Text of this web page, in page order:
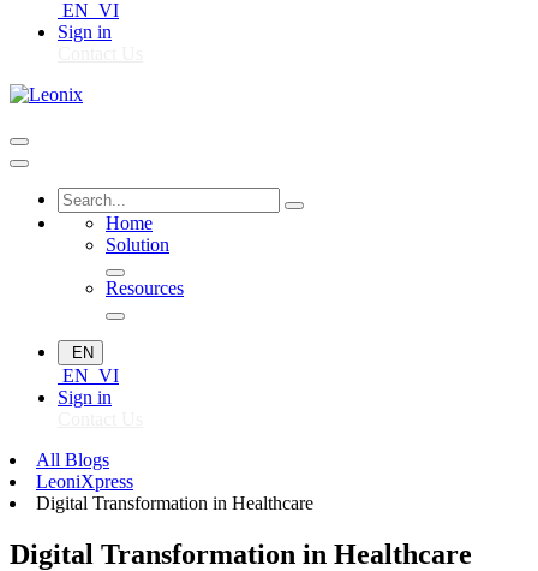
EN VI
Sign in
Home
Solution
Resources
EN
EN VI
Sign in
All Blogs
LeoniXpress
Digital Transformation in Healthcare
Digital Transformation in Healthcare